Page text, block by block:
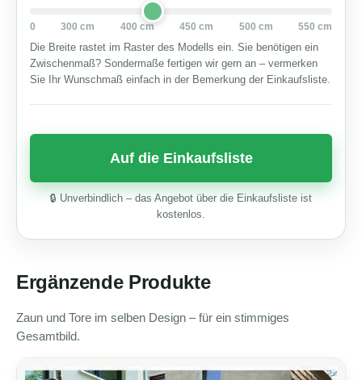
0 300 cm 400 cm 450 cm 500 cm
550 cm
Die Breite rastet im Raster des Modells ein. Sie benötigen ein
Zwischenmaß? Sondermaße fertigen wir gern an – vermerken
Sie Ihr Wunschmaß einfach in der Bemerkung der Einkaufsliste.
🔒 Unverbindlich – das Angebot über die Einkaufsliste ist
kostenlos.
Ergänzende Produkte
Zaun und Tore im selben Design – für ein stimmiges
Gesamtbild.